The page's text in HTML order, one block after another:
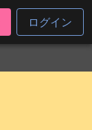
ログイン